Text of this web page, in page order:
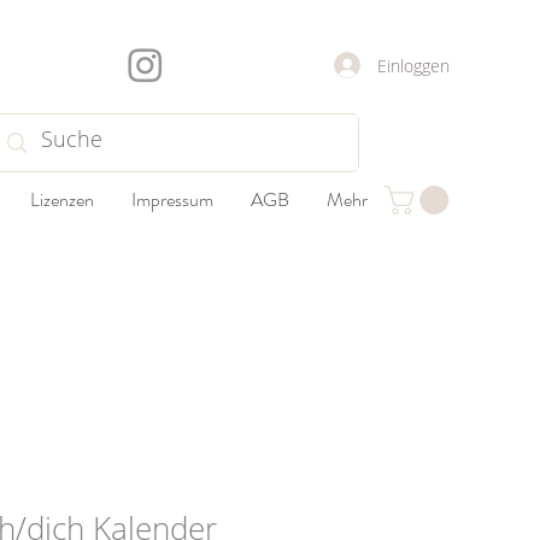
Einloggen
Lizenzen Impressum AGB Mehr
dich Kalender